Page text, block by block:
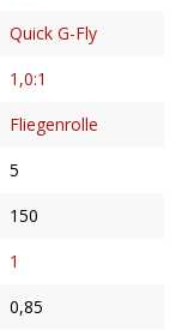
Quick G-Fly
1,0:1
Fliegenrolle
5
150
1
0,85